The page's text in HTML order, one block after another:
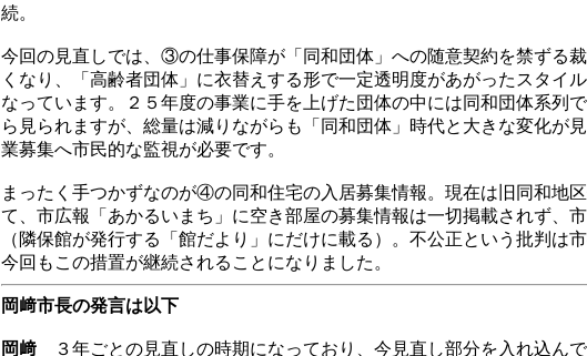
続。
今回の見直しでは、③の仕事保障が「同和団体」への随意契約を禁ずる
くなり、「高齢者団体」に衣替えする形で一定透明度があがったスタイ
なっています。２５年度の事業に手を上げた団体の中には同和団体系列
ら見られますが、総量は減りながらも「同和団体」時代と大きな変化が
業募集へ市民的な監視が必要です。
まったく手つかずなのが④の同和住宅の入居募集情報。現在は旧同和地
て、市広報「あかるいまち」に空き部屋の募集情報は一切掲載されず、
（隣保館が発行する「館だより」にだけに載る）。不公正という批判は
今回もこの措置が継続されることになりました。
岡﨑市長の発言は以下
岡﨑３年ごとの見直しの時期になっており、今見直し部分を入れ込ん